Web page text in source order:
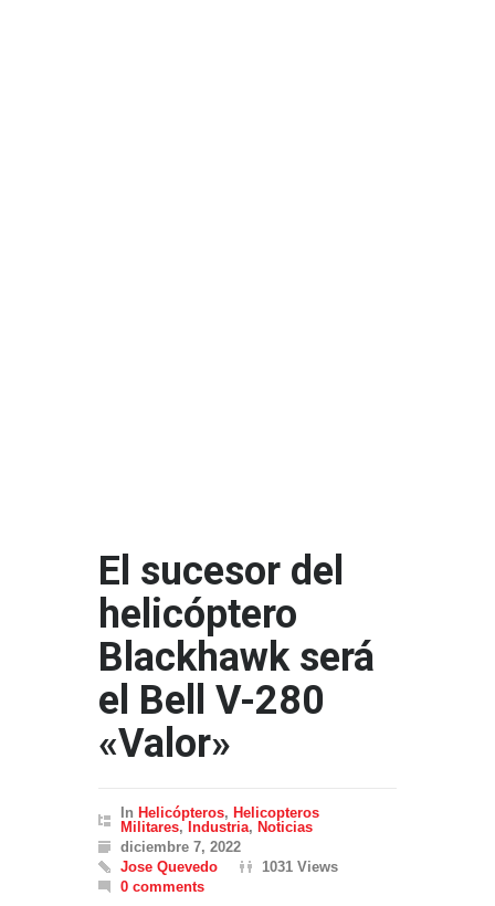
El sucesor del
helicóptero
Blackhawk será
el Bell V-280
«Valor»
In Helicópteros, Helicopteros
Militares, Industria, Noticias
diciembre 7, 2022
Jose Quevedo
1031 Views
0 comments